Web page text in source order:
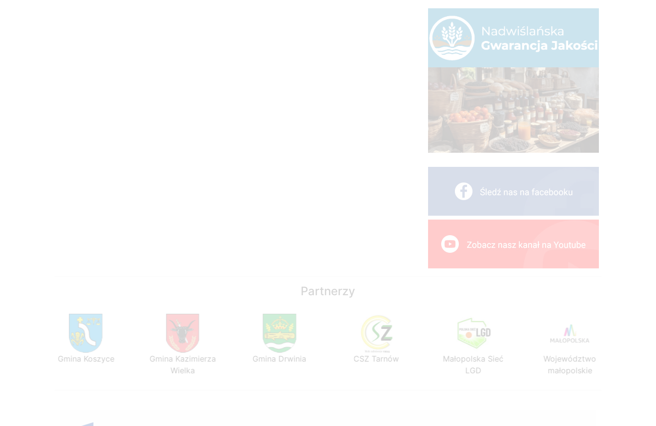
Partnerzy
Gmina Koszyce
Gmina Kazimierza
Wielka
Gmina Drwinia CSZ Tarnów
Małopolska Sieć
LGD
Województwo
małopolskie